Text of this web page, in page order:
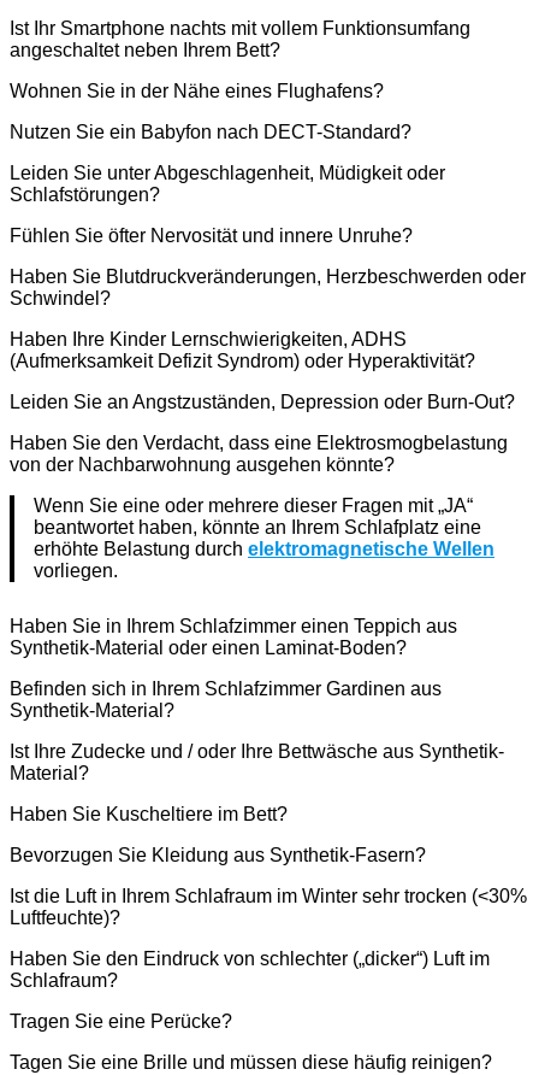
Ist Ihr Smartphone nachts mit vollem Funktionsumfang
angeschaltet neben Ihrem Bett?
Wohnen Sie in der Nähe eines Flughafens?
Nutzen Sie ein Babyfon nach DECT-Standard?
Leiden Sie unter Abgeschlagenheit, Müdigkeit oder
Schlafstörungen?
Fühlen Sie öfter Nervosität und innere Unruhe?
Haben Sie Blutdruckveränderungen, Herzbeschwerden oder
Schwindel?
Haben Ihre Kinder Lernschwierigkeiten, ADHS
(Aufmerksamkeit Defizit Syndrom) oder Hyperaktivität?
Leiden Sie an Angstzuständen, Depression oder Burn-Out?
Haben Sie den Verdacht, dass eine Elektrosmogbelastung
von der Nachbarwohnung ausgehen könnte?
Wenn Sie eine oder mehrere dieser Fragen mit „JA“
beantwortet haben, könnte an Ihrem Schlafplatz eine
erhöhte Belastung durch elektromagnetische Wellen
vorliegen.
Haben Sie in Ihrem Schlafzimmer einen Teppich aus
Synthetik-Material oder einen Laminat-Boden?
Befinden sich in Ihrem Schlafzimmer Gardinen aus
Synthetik-Material?
Ist Ihre Zudecke und / oder Ihre Bettwäsche aus Synthetik-
Material?
Haben Sie Kuscheltiere im Bett?
Bevorzugen Sie Kleidung aus Synthetik-Fasern?
Ist die Luft in Ihrem Schlafraum im Winter sehr trocken (<30%
Luftfeuchte)?
Haben Sie den Eindruck von schlechter („dicker“) Luft im
Schlafraum?
Tragen Sie eine Perücke?
Tagen Sie eine Brille und müssen diese häufig reinigen?